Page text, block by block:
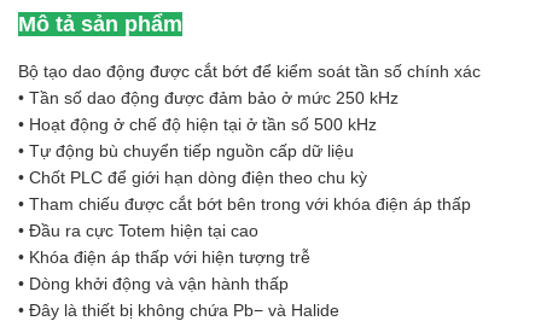
Mô tả sản phẩm
Bộ tạo dao động được cắt bớt để kiểm soát tần số chính xác
• Tần số dao động được đảm bảo ở mức 250 kHz
• Hoạt động ở chế độ hiện tại ở tần số 500 kHz
• Tự động bù chuyển tiếp nguồn cấp dữ liệu
• Chốt PLC để giới hạn dòng điện theo chu kỳ
• Tham chiếu được cắt bớt bên trong với khóa điện áp thấp
• Đầu ra cực Totem hiện tại cao
• Khóa điện áp thấp với hiện tượng trễ
• Dòng khởi động và vận hành thấp
• Đây là thiết bị không chứa Pb− và Halide